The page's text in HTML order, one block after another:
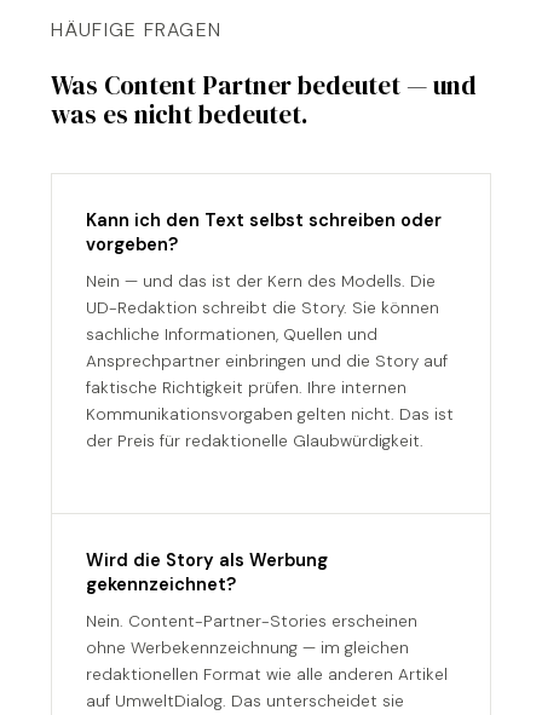
HÄUFIGE FRAGEN
Was Content Partner bedeutet — und
was es nicht bedeutet.
Kann ich den Text selbst schreiben oder
vorgeben?
Nein — und das ist der Kern des Modells. Die
UD-Redaktion schreibt die Story. Sie können
sachliche Informationen, Quellen und
Ansprechpartner einbringen und die Story auf
faktische Richtigkeit prüfen. Ihre internen
Kommunikationsvorgaben gelten nicht. Das ist
der Preis für redaktionelle Glaubwürdigkeit.
Wird die Story als Werbung
gekennzeichnet?
Nein. Content-Partner-Stories erscheinen
ohne Werbekennzeichnung — im gleichen
redaktionellen Format wie alle anderen Artikel
auf UmweltDialog. Das unterscheidet sie